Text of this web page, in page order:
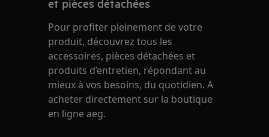
Pour profiter pleinement de votre
produit, découvrez tous les
accessoires, pièces détachées et
produits d’entretien, répondant au
mieux à vos besoins, du quotidien. A
acheter directement sur la boutique
en ligne aeg.